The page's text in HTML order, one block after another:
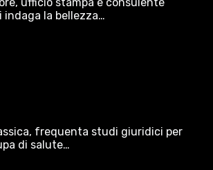
indaga la bellezza…
frequenta studi giuridici per
di salute…